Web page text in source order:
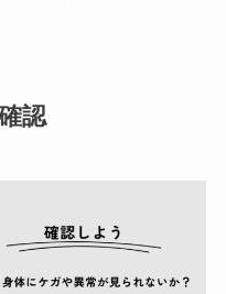
認